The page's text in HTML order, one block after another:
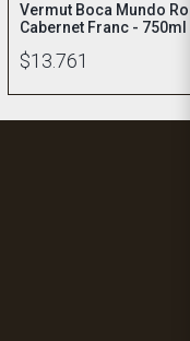
Vermut Boca Mundo
Cabernet Franc - 750ml
$13.761